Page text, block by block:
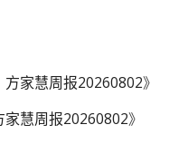
方家慧周报20260802》
家慧周报20260802》